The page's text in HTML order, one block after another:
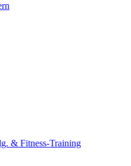
& Fitness-Training